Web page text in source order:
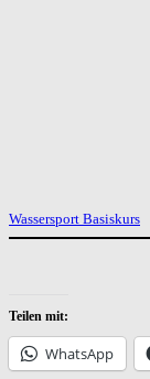
Wassersport Basiskurs
Teilen mit:
WhatsApp